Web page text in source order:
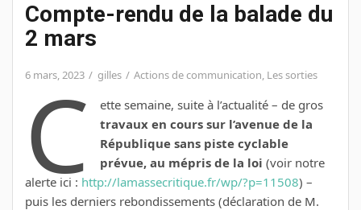
Compte-rendu de la balade du
2 mars
6 mars, 2023 gilles Actions de communication, Les sorties
C
ette semaine, suite à l’actualité – de gros
travaux en cours sur l’avenue de la
République sans piste cyclable
prévue, au mépris de la loi (voir notre
alerte ici : http://lamassecritique.fr/wp/?p=11508) –
puis les derniers rebondissements (déclaration de M.